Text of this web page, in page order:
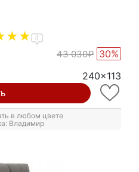
4
43 030₽ 30%
240x113
в любом цвете
Владимир